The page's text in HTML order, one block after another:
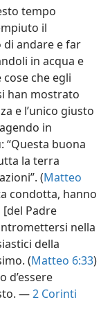
tempo
il
di andare e far
in acqua e
che egli
han mostrato
e l’unico giusto
in
“Questa buona
la terra
(Matteo
condotta, hanno
Padre
nella
della
(Matteo 6:33)
d’essere
—2 Corinti